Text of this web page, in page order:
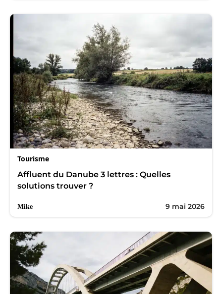
Tourisme
Affluent du Danube 3 lettres : Quelles
solutions trouver ?
Mike 9 mai 2026